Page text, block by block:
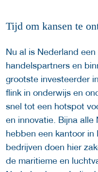
Tijd om kansen te
Nu al is Nederland
handelspartners en
grootste investeerder
flink in onderwijs en
snel tot een hotspot
en innovatie. Bijna
hebben een kantoor
bedrijven doen hier
de maritieme en